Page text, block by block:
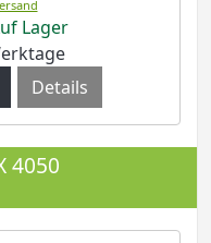
Lager
Details
4050